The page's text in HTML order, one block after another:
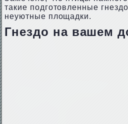
такие подготовленные
неуютные площадки.
Гнездо на вашем